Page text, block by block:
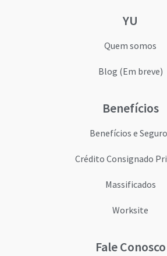
YU
Quem somos
Blog (Em breve)
Benefícios
Benefícios e
Crédito Consignado
Massificados
Worksite
Fale Conosco